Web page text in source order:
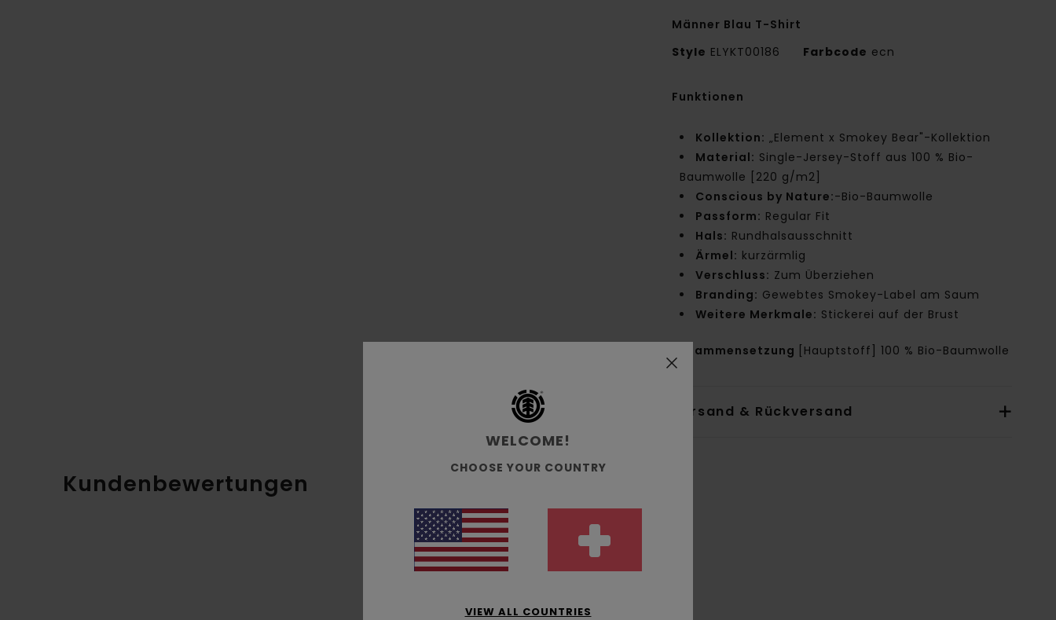
Männer Blau T-Shirt
Style ELYKT00186 Farbcode ecn
Funktionen
Kollektion: „Element x Smokey Bear"-Kollektion
Material: Single-Jersey-Stoff aus 100 % Bio-
Baumwolle [220 g/m2]
Conscious by Nature:-Bio-Baumwolle
Passform: Regular Fit
Hals: Rundhalsausschnitt
Ärmel: kurzärmlig
Verschluss: Zum Überziehen
Branding: Gewebtes Smokey-Label am Saum
Weitere Merkmale: Stickerei auf der Brust
Zusammensetzung [Hauptstoff] 100 % Bio-Baumwolle
Versand & Rückversand
Kundenbewertungen
Durchschnittliche Bewertung
4.7
WELCOME!
CHOOSE YOUR COUNTRY
VIEW ALL COUNTRIES